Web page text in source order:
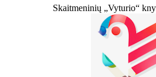
Skaitmeninių „Vyturio“